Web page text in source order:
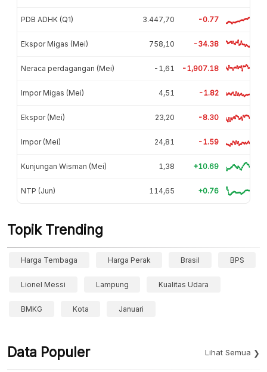
PDB ADHK (Q1) 3.447,70 -0.77
Ekspor Migas (Mei) 758,10 -34.38
Neraca perdagangan (Mei) -1,61 -1,907.18
Impor Migas (Mei) 4,51 -1.82
Ekspor (Mei) 23,20 -8.30
Impor (Mei) 24,81 -1.59
Kunjungan Wisman (Mei) 1,38 +10.69
NTP (Jun) 114,65 +0.76
Topik Trending
Harga Tembaga Harga Perak Brasil BPS
Lionel Messi Lampung Kualitas Udara
BMKG Kota Januari
Data Populer Lihat Semua